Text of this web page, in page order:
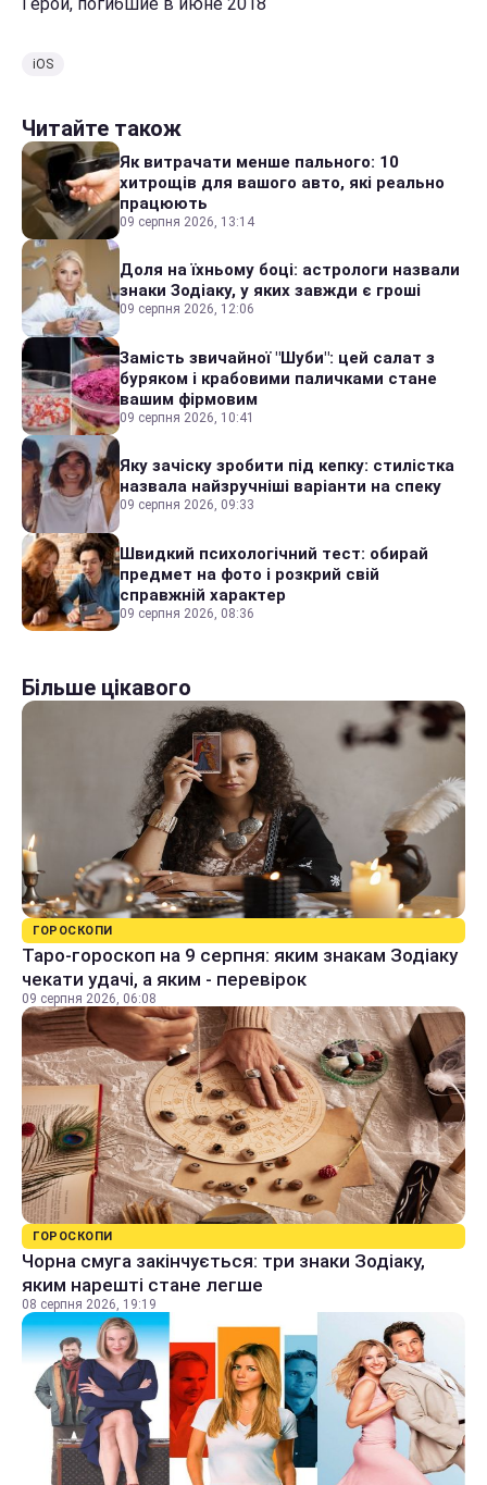
Герои, погибшие в июне 2018
iOS
Читайте також
Як витрачати менше пального: 10
хитрощів для вашого авто, які реально
працюють
09 серпня 2026, 13:14
Доля на їхньому боці: астрологи назвали
знаки Зодіаку, у яких завжди є гроші
09 серпня 2026, 12:06
Замість звичайної "Шуби": цей салат з
буряком і крабовими паличками стане
вашим фірмовим
09 серпня 2026, 10:41
Яку зачіску зробити під кепку: стилістка
назвала найзручніші варіанти на спеку
09 серпня 2026, 09:33
Швидкий психологічний тест: обирай
предмет на фото і розкрий свій
справжній характер
09 серпня 2026, 08:36
Більше цікавого
ГОРОСКОПИ
Таро-гороскоп на 9 серпня: яким знакам Зодіаку
чекати удачі, а яким - перевірок
09 серпня 2026, 06:08
ГОРОСКОПИ
Чорна смуга закінчується: три знаки Зодіаку,
яким нарешті стане легше
08 серпня 2026, 19:19